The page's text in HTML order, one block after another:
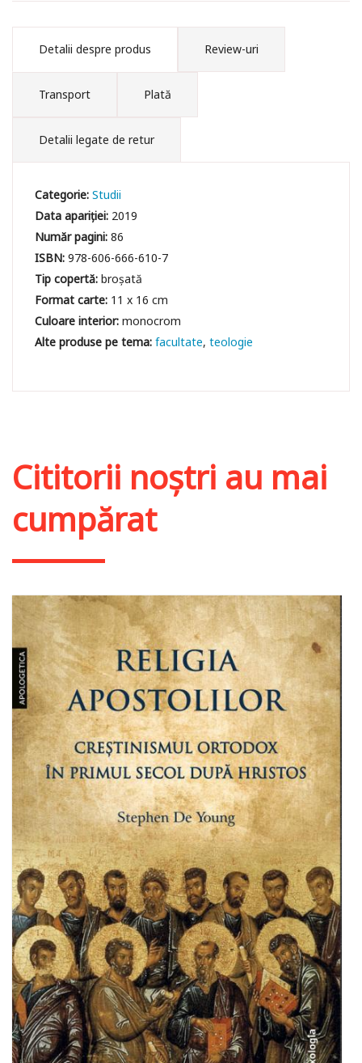
Detalii despre produs Review-uri
Transport Plată
Detalii legate de retur
Categorie:Studii
Data apariției: 2019
Număr pagini:86
ISBN:978-606-666-610-7
Tip copertă:broșată
Format carte: 11 x 16 cm
Culoare interior:monocrom
facultate teologie
Cititorii noștri au mai
cumpărat